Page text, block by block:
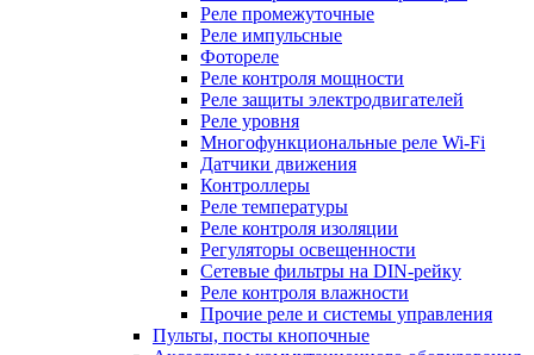
Реле промежуточные
Реле импульсные
Фотореле
Реле контроля мощности
Реле защиты электродвигателей
Реле уровня
Многофункциональные реле Wi-Fi
Датчики движения
Контроллеры
Реле температуры
Реле контроля изоляции
Регуляторы освещенности
Сетевые фильтры на DIN-рейку
Реле контроля влажности
Прочие реле и системы управления
Пульты, посты кнопочные